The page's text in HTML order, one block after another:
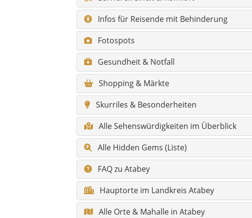
Alle Hidden Gems (Liste)
FAQ zu Atabey
Hauptorte im Landkreis Atabey
Alle Orte & Mahalle in Atabey